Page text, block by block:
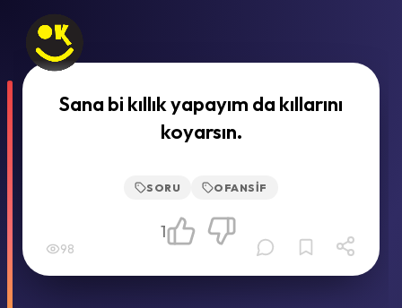
Sana bi kıllık yapayım da kıllarını
koyarsın.
SORU OFANSIF
98
1